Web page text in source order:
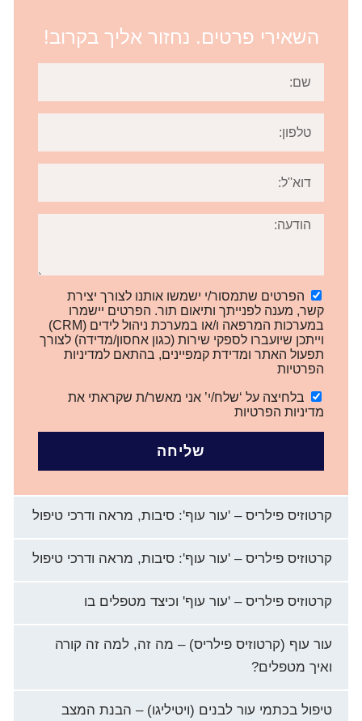
השאירי פרטים. נחזור אליך בקרוב!
הפרטים שתמסור/י ישמשו אותנו לצורך יצירת
קשר, מענה לפנייתך ותיאום תור. הפרטים יישמרו
במערכות המרפאה ו/או במערכת ניהול לידים (CRM)
וייתכן שיועברו לספקי שירות (כגון אחסון/מדידה) לצורך
תפעול האתר ומדידת קמפיינים, בהתאם למדיניות
הפרטיות
בלחיצה על ‘שלח/י’ אני מאשר/ת שקראתי את
מדיניות הפרטיות
שליחה
קרטוזיס פילריס – 'עור עוף': סיבות, מראה ודרכי טיפול
קרטוזיס פילריס – 'עור עוף': סיבות, מראה ודרכי טיפול
קרטוזיס פילריס – 'עור עוף' וכיצד מטפלים בו
עור עוף (קרטוזיס פילריס) – מה זה, למה זה קורה
ואיך מטפלים?
טיפול בכתמי עור לבנים (ויטיליגו) – הבנת המצב